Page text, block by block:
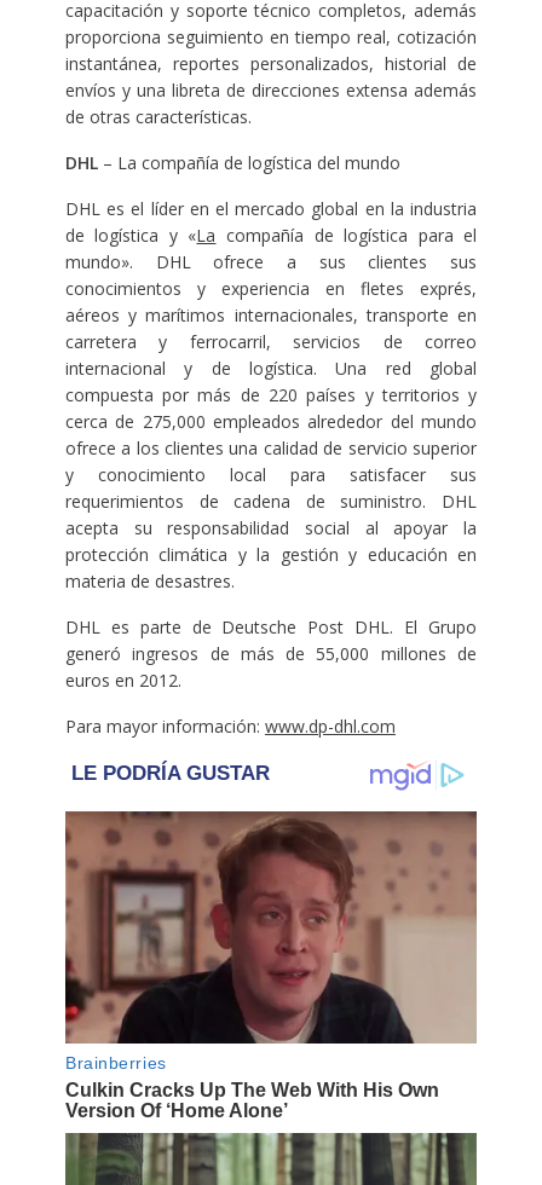
capacitación y soporte técnico completos, además
proporciona seguimiento en tiempo real, cotización
instantánea, reportes personalizados, historial de
envíos y una libreta de direcciones extensa además
de otras características.
DHL– La compañía de logística del mundo
DHL es el líder en el mercado global en la industria
de logística y «La compañía de logística para el
mundo». DHL ofrece a sus clientes sus
conocimientos y experiencia en fletes exprés,
aéreos y marítimos internacionales, transporte en
carretera y ferrocarril, servicios de correo
internacional y de logística. Una red global
compuesta por más de 220 países y territorios y
cerca de 275,000 empleados alrededor del mundo
ofrece a los clientes una calidad de servicio superior
y conocimiento local para satisfacer sus
requerimientos de cadena de suministro. DHL
acepta su responsabilidad social al apoyar la
protección climática y la gestión y educación en
materia de desastres.
DHL es parte de Deutsche Post DHL. El Grupo
generó ingresos de más de 55,000 millones de
euros en 2012.
Para mayor información: www.dp-dhl.com